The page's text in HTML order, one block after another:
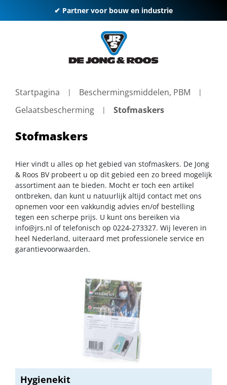
✔ Partner voor bouw en industrie
Startpagina
Beschermingsmiddelen, PBM
Gelaatsbescherming
Stofmaskers
Stofmaskers
Hier vindt u alles op het gebied van stofmaskers. De Jong
& Roos BV probeert u op dit gebied een zo breed mogelijk
assortiment aan te bieden. Mocht er toch een artikel
ontbreken, dan kunt u natuurlijk altijd contact met ons
opnemen voor een vakkundig advies en/of bestelling
tegen een scherpe prijs. U kunt ons bereiken via
info@jrs.nl of telefonisch op 0224-273327. Wij leveren in
heel Nederland, uiteraard met professionele service en
garantievoorwaarden.
Hygienekit